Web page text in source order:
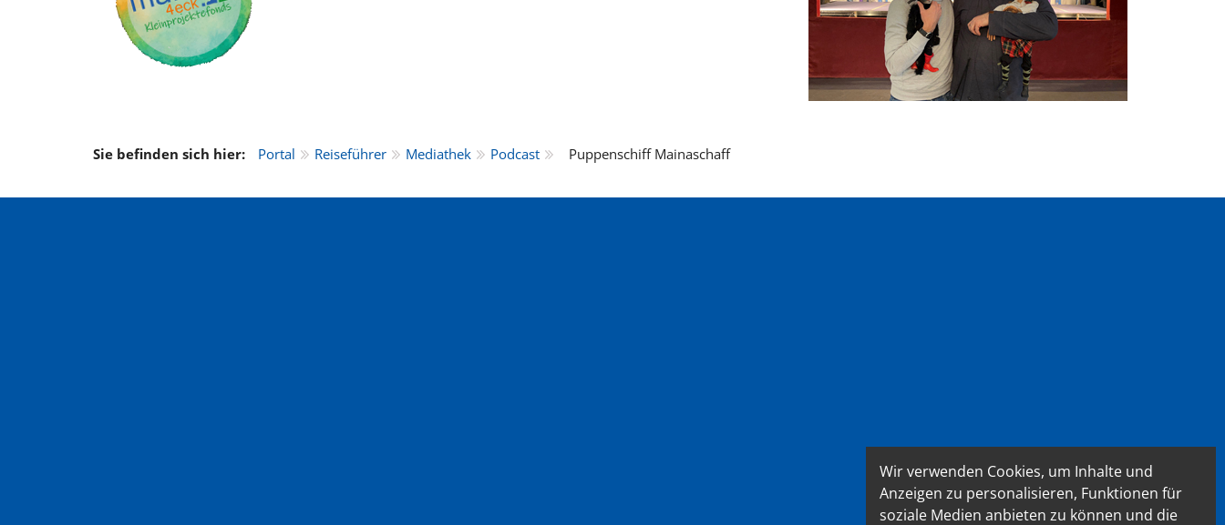
Sie befinden sich hier: Portal Reiseführer Mediathek Podcast Puppenschiff Mainaschaff
Wir verwenden Cookies, um Inhalte und
Anzeigen zu personalisieren, Funktionen für
soziale Medien anbieten zu können und die